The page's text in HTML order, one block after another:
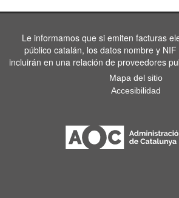
Le informamos que si emiten facturas
público catalán, los datos nombre y
incluirán en una relación de proveedores
Mapa del sitio
Accesibilidad